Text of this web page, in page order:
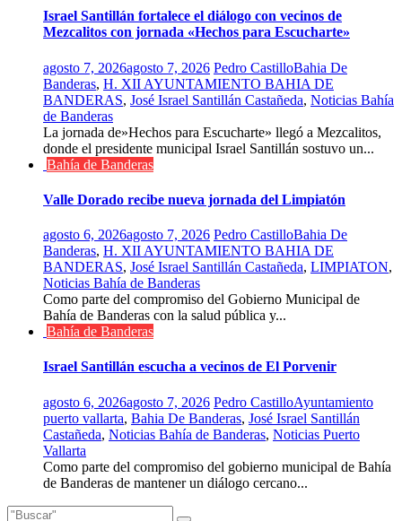
Israel Santillán fortalece el diálogo con vecinos de
Mezcalitos con jornada «Hechos para Escucharte»
agosto 7, 2026agosto 7, 2026 Pedro CastilloBahia De
Banderas, H. XII AYUNTAMIENTO BAHIA DE
BANDERAS, José Israel Santillán Castañeda, Noticias Bahía
de Banderas
La jornada de»Hechos para Escucharte» llegó a Mezcalitos,
donde el presidente municipal Israel Santillán sostuvo un...
Bahía de Banderas
Valle Dorado recibe nueva jornada del Limpiatón
agosto 6, 2026agosto 7, 2026 Pedro CastilloBahia De
Banderas, H. XII AYUNTAMIENTO BAHIA DE
BANDERAS, José Israel Santillán Castañeda, LIMPIATON,
Noticias Bahía de Banderas
Como parte del compromiso del Gobierno Municipal de
Bahía de Banderas con la salud pública y...
Bahía de Banderas
Israel Santillán escucha a vecinos de El Porvenir
agosto 6, 2026agosto 7, 2026 Pedro CastilloAyuntamiento
puerto vallarta, Bahia De Banderas, José Israel Santillán
Castañeda, Noticias Bahía de Banderas, Noticias Puerto
Vallarta
Como parte del compromiso del gobierno municipal de Bahía
de Banderas de mantener un diálogo cercano...